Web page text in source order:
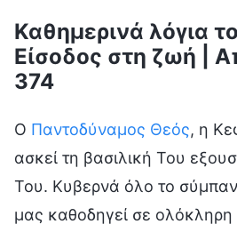
Καθημερινά λόγια
Είσοδος στη ζωή |
374
Ο Παντοδύναμος Θεός, η
ασκεί τη βασιλική Του
Του. Κυβερνά όλο το
μας καθοδηγεί σε ολόκληρη